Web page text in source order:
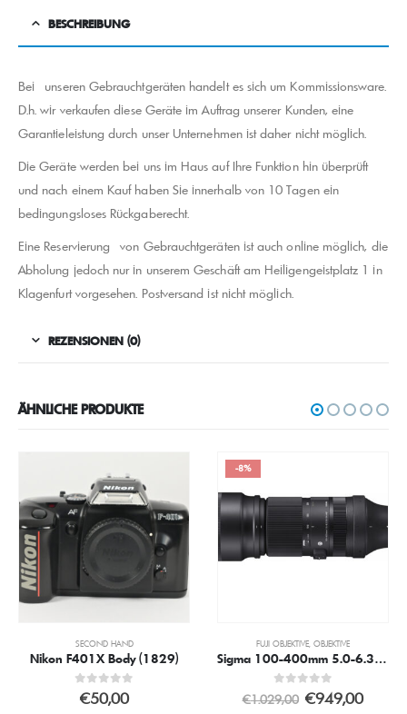
BESCHREIBUNG
Bei unseren Gebrauchtgeräten handelt es sich um Kommissionsware.
D.h. wir verkaufen diese Geräte im Auftrag unserer Kunden, eine
Garantieleistung durch unser Unternehmen ist daher nicht möglich.
Die Geräte werden bei uns im Haus auf Ihre Funktion hin überprüft
und nach einem Kauf haben Sie innerhalb von 10 Tagen ein
bedingungsloses Rückgaberecht.
Eine Reservierung von Gebrauchtgeräten ist auch online möglich, die
Abholung jedoch nur in unserem Geschäft am Heiligengeistplatz 1 in
Klagenfurt vorgesehen. Postversand ist nicht möglich.
REZENSIONEN (0)
ÄHNLICHE PRODUKTE
SECOND HAND
Nikon F401X Body (1829)
out of 5
€50,00
-8%
FUJI OBJEKTIVE, OBJEKTIVE
Sigma 100-400mm 5.0-6.3 DG DN OS Contemporary für Fujifilm X
0out of 5
€1.029,00 €949,00